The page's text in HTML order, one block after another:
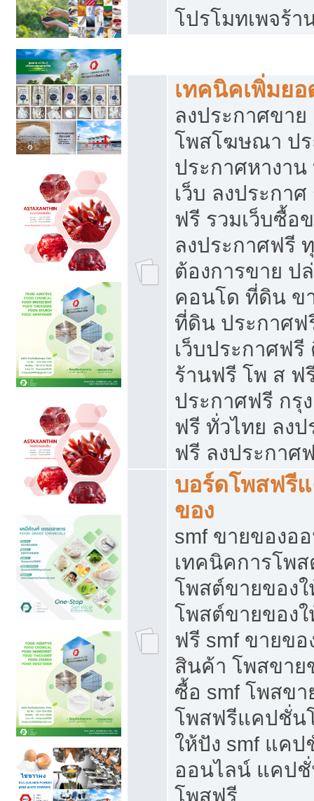
โปรโมทเพจร้า
เทคนิคเพิ่มย
ลงประกาศขา
โพสโฆษณา ป
ประกาศหางา
เว็บ ลงประกา
ฟรี รวมเว็บซื้อ
ลงประกาศฟรี
ต้องการขาย ป
คอนโด ที่ดิน ข
ที่ดิน ประกาศฟ
เว็บประกาศฟ
ร้านฟรี โพ ส ฟ
ประกาศฟรี กรุ
ฟรี ทั่วไทย ลง
ฟรี ลงประกาศ
บอร์ดโพสฟรี
ของ
smf ขายของอ
เทคนิคการโพ
โพสต์ขายของ
โพสต์ขายของ
ฟรี smf ขายข
สินค้า โพสขาย
ซื้อ smf โพสข
โพสฟรีแคปชั่น
ให้ปัง smf แค
ออนไลน์ แคป
โพสฟรี